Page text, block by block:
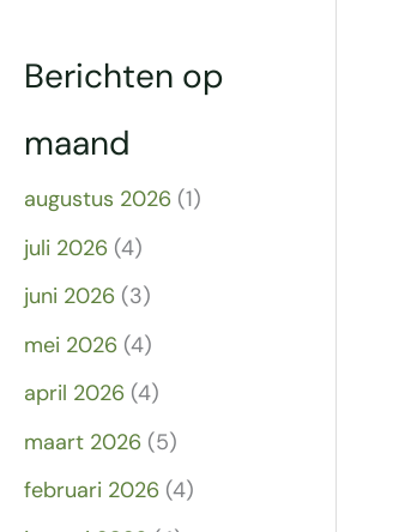
Berichten op
maand
augustus 2026 (1)
juli 2026 (4)
juni 2026 (3)
mei 2026 (4)
april 2026 (4)
maart 2026 (5)
februari 2026 (4)